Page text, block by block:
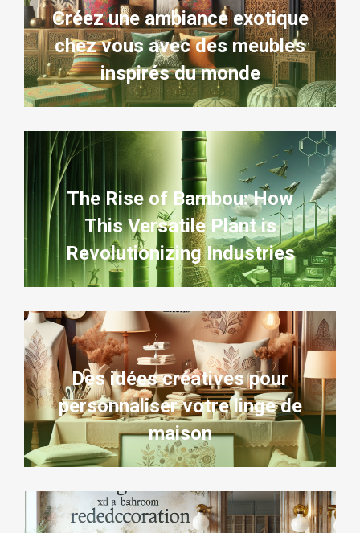
Créez une ambiance exotique
chez vous avec des meubles
inspirés du monde
The Rise of Bambou: How
This Versatile Plant is
Revolutionizing Industries
Des idées créatives pour
personnaliser votre linge de
maison